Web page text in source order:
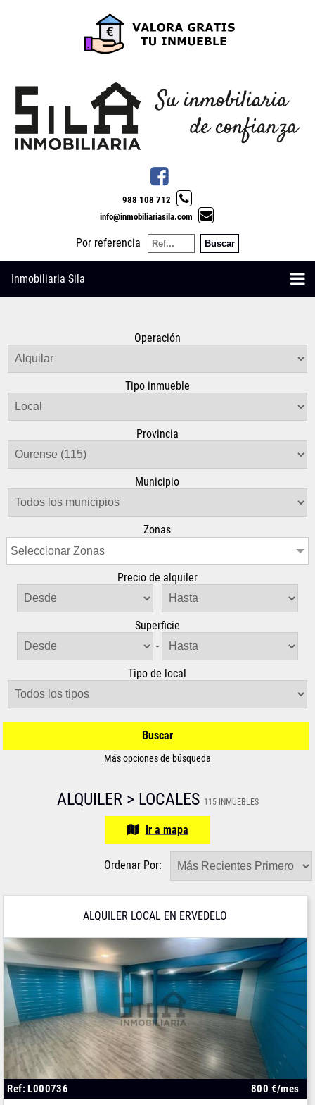
988 108 712
info@inmobiliariasila.com
Inmobiliaria Sila
Por referencia
Operación
Tipo inmueble
Provincia
Municipio
Zonas
Seleccionar Zonas
Precio de alquiler
Superficie
-
Tipo de local
Buscar
Más opciones de búsqueda
ALQUILER > LOCALES 115 INMUEBLES
Ir a mapa
Ordenar Por:
ALQUILER LOCAL EN ERVEDELO
Ref: L000736 800 €/mes